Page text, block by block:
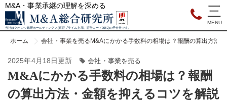
M&A・事業承継の理解を深める
当社はクオンツ総研ホールディングス(東証プライム上場、証券コード9552)の子会社です。
ホーム 会社・事業を売る M&Aにかかる手数料の相場は？報酬の算出方法
2025年4月18日更新 会社・事業を売る
M&Aにかかる手数料の相場は？報酬
の算出方法・金額を抑えるコツを解説